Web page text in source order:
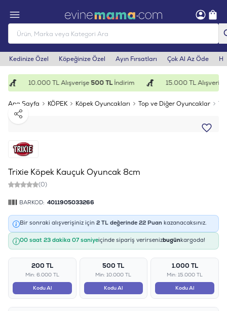
Kedinize Özel Köpeğinize Özel Ayın Fırsatları Çok Al Az Öde
10.000 TL Alışverişe500 TLİndirim 15.000 TL Alışverişe
Ana Sayfa KÖPEK Köpek Oyuncakları Top ve Diğer Oyuncaklar
Paylaş
Trixie Köpek Kauçuk Oyuncak 8cm
(0)
BARKOD: 4011905033266
Bir sonraki alışverişiniz için 2 TL değerinde 22 Puan kazanacaksınız.
00 saat 23 dakika 07 saniyeiçinde sipariş verirsenizbugünkargoda!
200 TL
Min: 6.000 TL
Kodu Al
500 TL
Min: 10.000 TL
Kodu Al
1.000 TL
Min: 15.000 TL
Kodu Al